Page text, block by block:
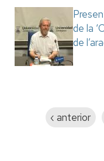
de la
de
Página
‹ anterior